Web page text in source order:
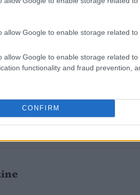
allow Google to enable storage related to
allow Google to enable storage related to
functionality and fraud prevention,
CONFIRM
questa situazione. Anni
per l’Athletic. Conosce
e seguire i suoi consigli.
malapena a trattenere un
Iñaki sia
“Continua a chiedermi
prendendo cura di me… è
il giovane calciatore.